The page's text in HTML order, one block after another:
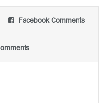
Facebook Comments